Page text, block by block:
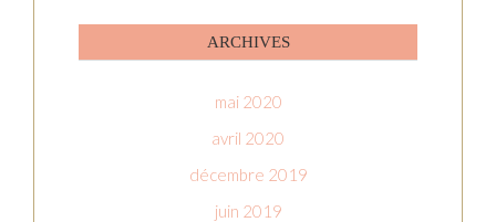
ARCHIVES
mai 2020
avril 2020
décembre 2019
juin 2019